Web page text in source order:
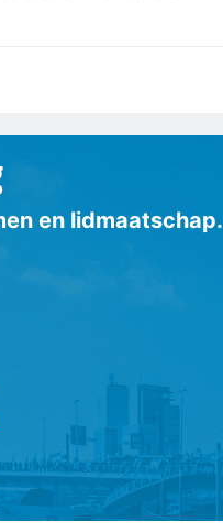
en lidmaatschap.